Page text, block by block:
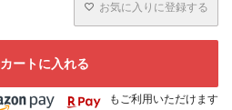
お気に入りに登録する
カートに入れる
もご利用いただけます